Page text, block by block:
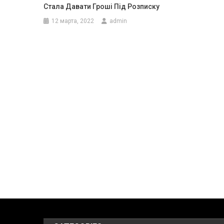
Стала Давати Гроші Під Розписку
12 марта, 2022 admin